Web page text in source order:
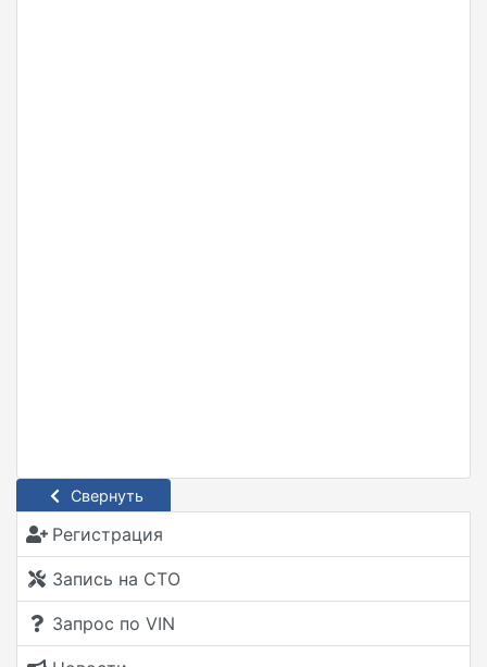
Свернуть
Регистрация
Запись на СТО
Запрос по VIN